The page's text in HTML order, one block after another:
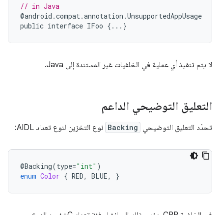
// in Java
@android .compat.annotation .UnsupportedAppUsage
public interface IFoo {...}
لا يتم تنفيذ أي عملية في الخلفيات غير المستندة إلى Java.
التعليق التوضيحي الداعم
تحدّد التعليق التوضيحي Backing نوع التخزين لنوع تعداد AIDL:
@Backing(type="int" )
enum Color { RED, BLUE, }